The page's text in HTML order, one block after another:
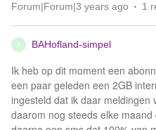
Forum|Forum|3 years ago 1
B BAHofland-simpel
Ik heb op dit moment een
een paar geleden een 2GB
ingesteld dat ik daar meldingen
daarom nog steeds elke